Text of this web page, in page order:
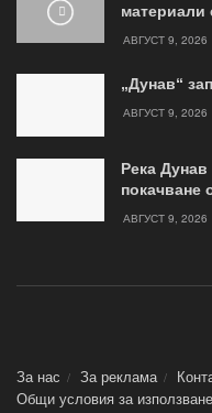
материали
АВГУСТ 9, 2026
„Дунав“
АВГУСТ 9, 2026
Река
покачване
АВГУСТ 9, 2026
За нас За реклама
Общи условия за